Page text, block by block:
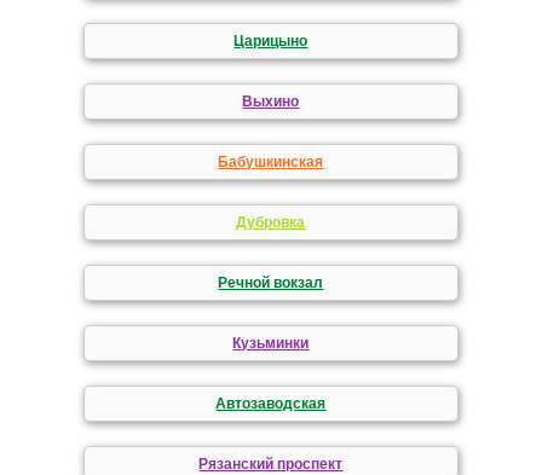
Царицыно
Выхино
Бабушкинская
Дубровка
Речной вокзал
Кузьминки
Автозаводская
Рязанский проспект